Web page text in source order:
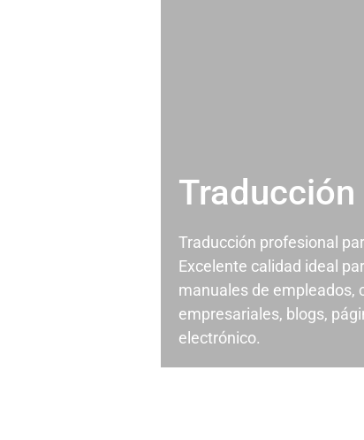
Traducción profesional
Excelente calidad ideal
manuales de empleados,
empresariales, blogs,
electrónico.